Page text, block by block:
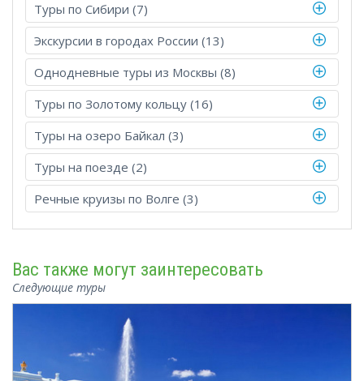
Туры по Сибири (7)
Экскурсии в городах России (13)
Однодневные туры из Москвы (8)
Туры по Золотому кольцу (16)
Туры на озеро Байкал (3)
Туры на поезде (2)
Речные круизы по Волге (3)
Вас также могут заинтересовать
Следующие туры